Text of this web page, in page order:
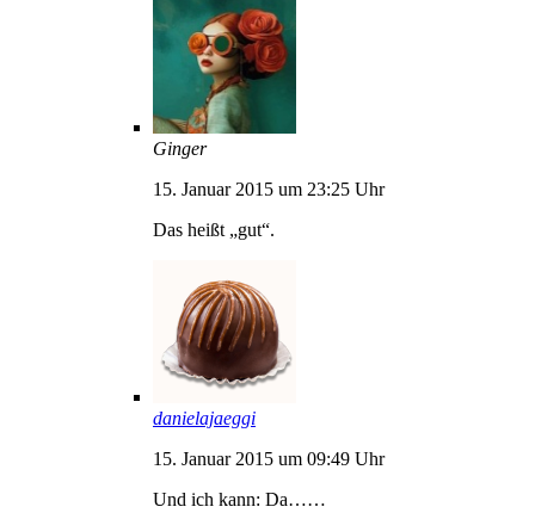
Ginger
15. Januar 2015 um 23:25 Uhr
Das heißt „gut“.
danielajaeggi
15. Januar 2015 um 09:49 Uhr
Und ich kann: Da……